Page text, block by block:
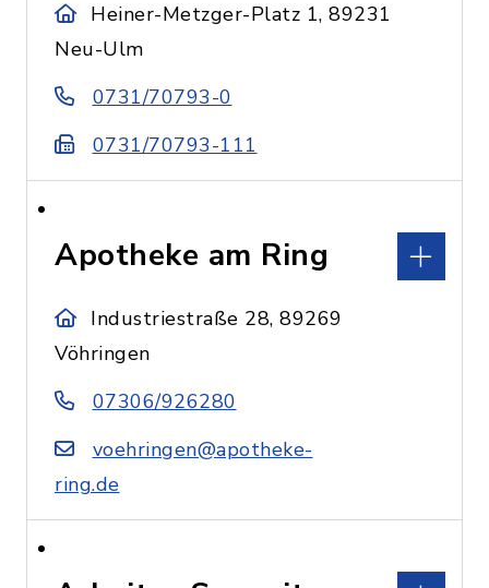
Heiner-Metzger-Platz 1, 89231
Neu-Ulm
0731/70793-0
0731/70793-111
Apotheke am Ring
Industriestraße 28, 89269
Vöhringen
07306/926280
voehringen@apotheke-
ring.de